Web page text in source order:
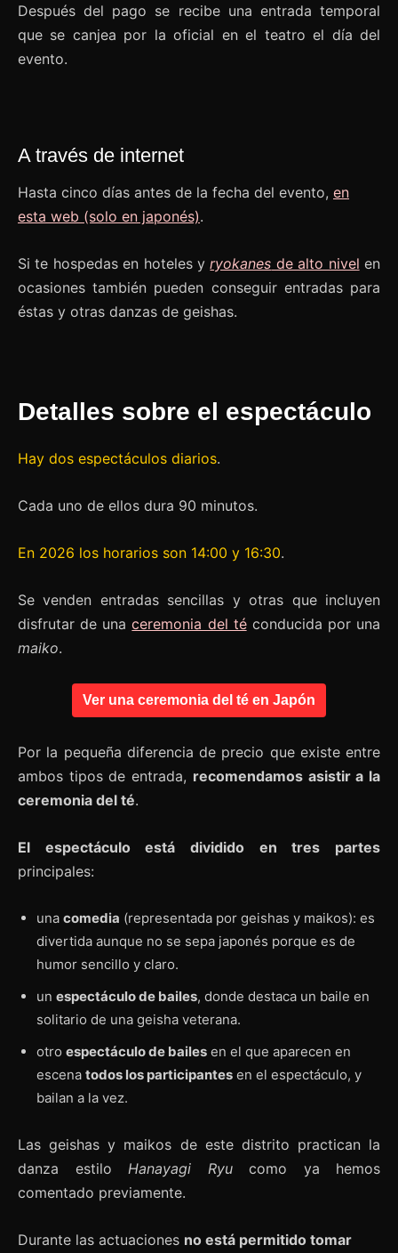
Después del pago se recibe una entrada temporal
que se canjea por la oficial en el teatro el día del
evento.
A través de internet
Hasta cinco días antes de la fecha del evento, en
esta web (solo en japonés).
Si te hospedas en hoteles yryokanes de alto nivel en
ocasiones también pueden conseguir entradas para
éstas y otras danzas de geishas.
Detalles sobre el espectáculo
Hay dos espectáculos diarios.
Cada uno de ellos dura 90 minutos.
En 2026 los horarios son 14:00 y 16:30.
Se venden entradas sencillas y otras que incluyen
disfrutar de unaceremonia del téconducida por una
maiko.
Ver una ceremonia del té en Japón
Por la pequeña diferencia de precio que existe entre
ambos tipos de entrada, recomendamos asistir a la
ceremonia del té.
El espectáculo está dividido en tres partes
principales:
una comedia (representada por geishas y maikos): es
divertida aunque no se sepa japonés porque es de
humor sencillo y claro.
un espectáculo de bailes, donde destaca un baile en
solitario de una geisha veterana.
otro espectáculo de bailes en el que aparecen en
escena todos los participantes en el espectáculo, y
bailan a la vez.
Las geishas y maikos de este distrito practican la
danza estilo Hanayagi Ryucomo ya hemos
comentado previamente.
Durante las actuaciones no está permitido tomar